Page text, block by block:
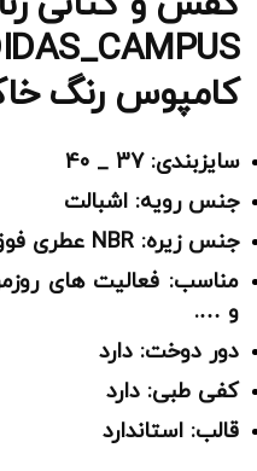
کامپوس رنگ
سایزبندی: 37 _ 40
جنس رویه: اشبالت
جنس زیره: NBR عطری فوق العاده سبک
مناسب: فعالیت های
و ….
دور دوخت: دارد
کفی طبی: دارد
قالب: استاندارد